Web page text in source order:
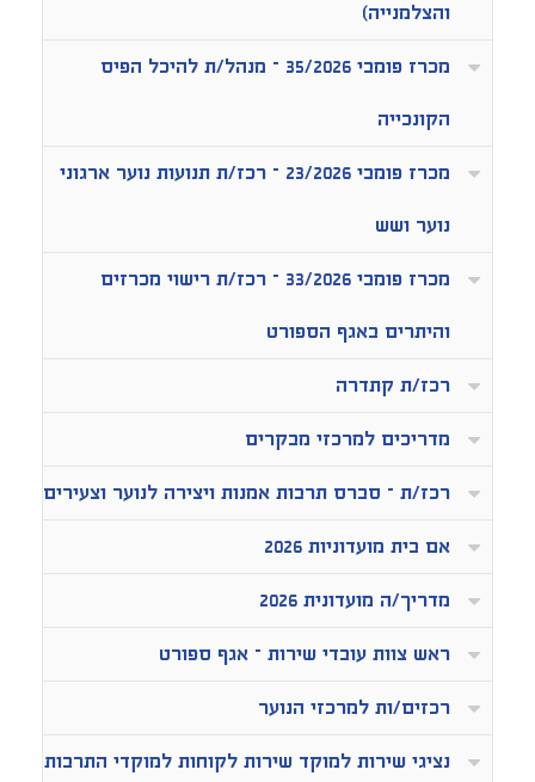
והצלמנייה)
מכרז פומבי 35/2026 – מנהל/ת להיכל הפיס
הקונכייה
מכרז פומבי 23/2026 – רכז/ת תנועות נוער ארגוני
נוער ושש
מכרז פומבי 33/2026 – רכז/ת רישוי מכרזים
והיתרים באגף הספורט
רכז/ת קתדרה
מדריכים למרכזי מבקרים
רכז/ת – סברס תרבות אמנות ויצירה לנוער וצעירים
אם בית מועדוניות 2026
מדריך/ה מועדונית 2026
ראש צוות עובדי שירות – אגף ספורט
רכזים/ות למרכזי הנוער
נציגי שירות למוקד שירות לקוחות למוקדי התרבות